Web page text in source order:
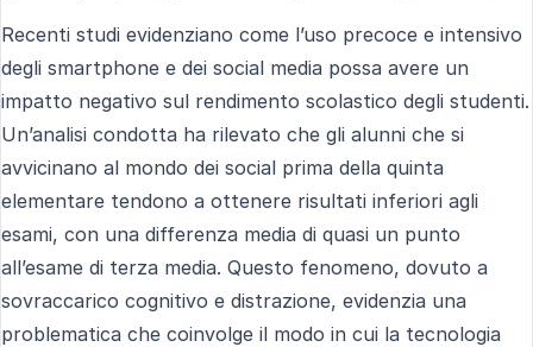
Recenti studi evidenziano come l’uso precoce e intensivo
degli smartphone e dei social media possa avere un
impatto negativo sul rendimento scolastico degli studenti.
Un’analisi condotta ha rilevato che gli alunni che si
avvicinano al mondo dei social prima della quinta
elementare tendono a ottenere risultati inferiori agli
esami, con una differenza media di quasi un punto
all’esame di terza media. Questo fenomeno, dovuto a
sovraccarico cognitivo e distrazione, evidenzia una
problematica che coinvolge il modo in cui la tecnologia